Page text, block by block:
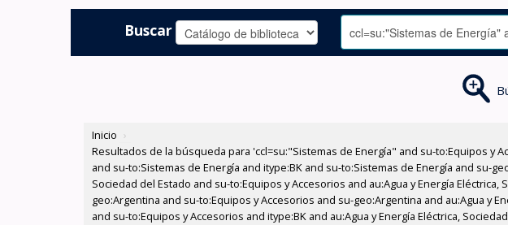
Buscar
Inicio ›
Resultados de la búsqueda para 'ccl=su:"Sistemas de Energía" and su-to:Equipos y
and su-to:Sistemas de Energía and itype:BK and su-to:Sistemas de Energía and su-
Sociedad del Estado and su-to:Equipos y Accesorios and au:Agua y Energía
geo:Argentina and su-to:Equipos y Accesorios and su-geo:Argentina and au:Agua y
and su-to:Equipos y Accesorios and itype:BK and au:Agua y Energía Eléctrica,